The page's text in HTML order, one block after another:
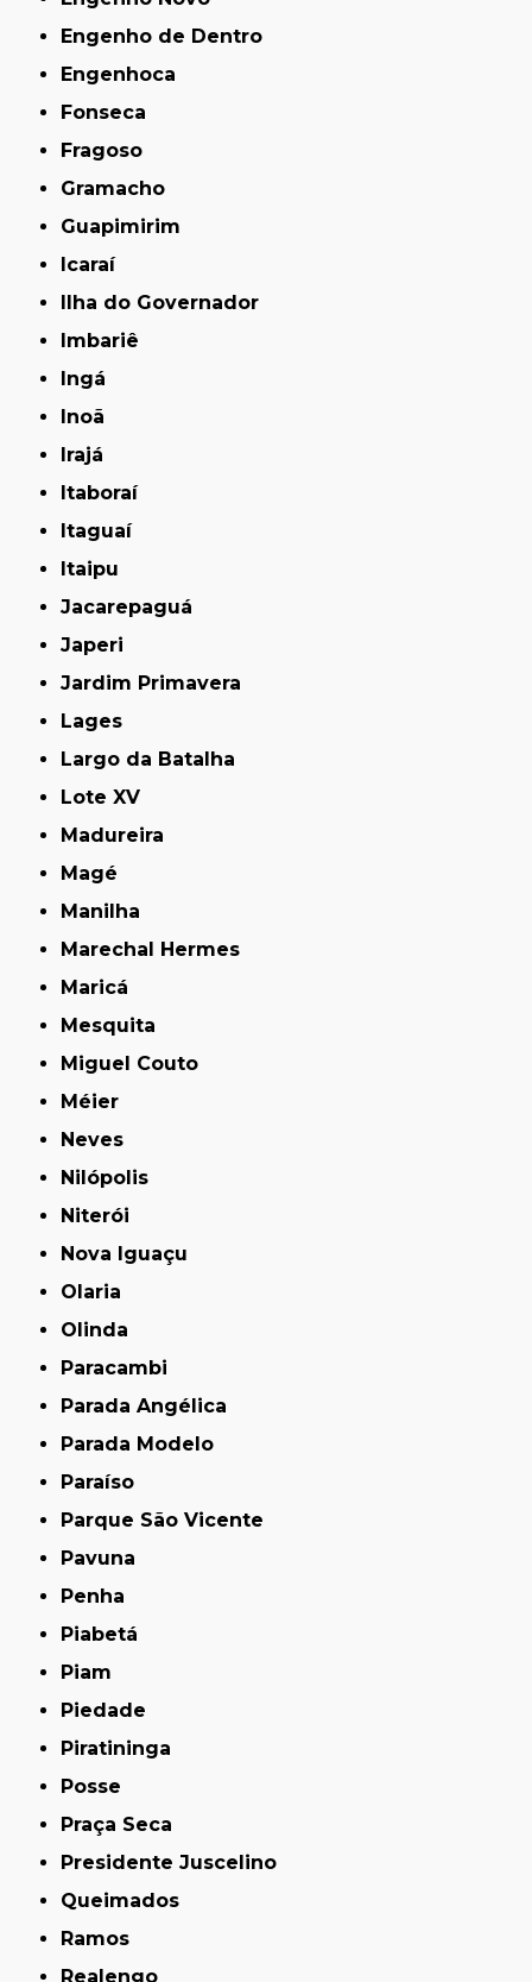
Engenho de Dentro
Engenhoca
Fonseca
Fragoso
Gramacho
Guapimirim
Icaraí
Ilha do Governador
Imbariê
Ingá
Inoã
Irajá
Itaboraí
Itaguaí
Itaipu
Jacarepaguá
Japeri
Jardim Primavera
Lages
Largo da Batalha
Lote XV
Madureira
Magé
Manilha
Marechal Hermes
Maricá
Mesquita
Miguel Couto
Méier
Neves
Nilópolis
Niterói
Nova Iguaçu
Olaria
Olinda
Paracambi
Parada Angélica
Parada Modelo
Paraíso
Parque São Vicente
Pavuna
Penha
Piabetá
Piam
Piedade
Piratininga
Posse
Praça Seca
Presidente Juscelino
Queimados
Ramos
Realengo